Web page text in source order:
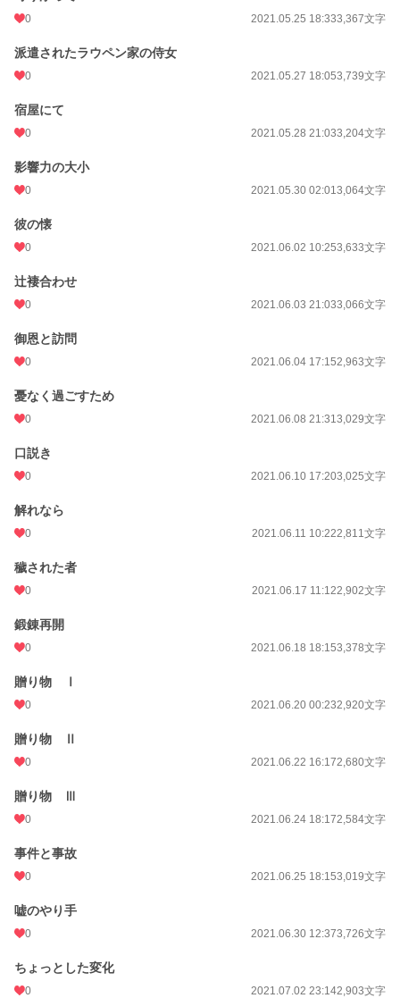
0 2021.05.25 18:333,367文字
派遣されたラウペン家の侍女
0 2021.05.27 18:053,739文字
宿屋にて
0 2021.05.28 21:033,204文字
影響力の大小
0 2021.05.30 02:013,064文字
彼の懐
0 2021.06.02 10:253,633文字
辻褄合わせ
0 2021.06.03 21:033,066文字
御恩と訪問
0 2021.06.04 17:152,963文字
憂なく過ごすため
0 2021.06.08 21:313,029文字
口説き
0 2021.06.10 17:203,025文字
解れなら
0 2021.06.11 10:222,811文字
穢された者
0 2021.06.17 11:122,902文字
鍛錬再開
0 2021.06.18 18:153,378文字
贈り物 Ⅰ
0 2021.06.20 00:232,920文字
贈り物 Ⅱ
0 2021.06.22 16:172,680文字
贈り物 Ⅲ
0 2021.06.24 18:172,584文字
事件と事故
0 2021.06.25 18:153,019文字
嘘のやり手
0 2021.06.30 12:373,726文字
ちょっとした変化
0 2021.07.02 23:142,903文字